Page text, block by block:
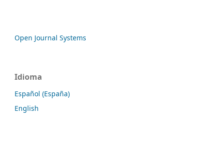
Open Journal Systems
Idioma
Español (España)
English